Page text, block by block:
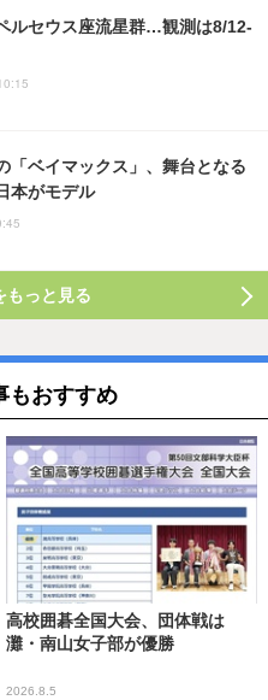
ルセウス座流星群…観測は8/12-
「ベイマックス」、舞台となる
本がモデル
もっと見る
もおすすめ
高校囲碁全国大会、団体戦は
灘・南山女子部が優勝
2026.8.5